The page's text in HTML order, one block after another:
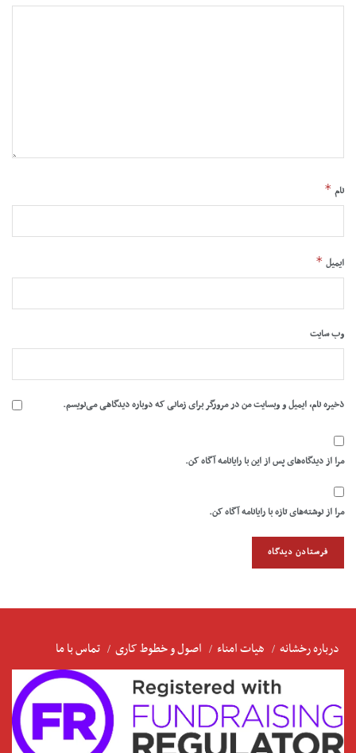
نام *
ایمیل *
وب‌ سایت
ذخیره نام، ایمیل و وبسایت من در مرورگر برای زمانی که دوباره دیدگاهی می‌نویسم.
مرا از دیدگاه‌های پس از این با رایانامه آگاه کن.
مرا از نوشته‌های تازه با رایانامه آگاه کن.
درباره رخشانه هیات امناء اصول و خطوط کاری تماس با ما